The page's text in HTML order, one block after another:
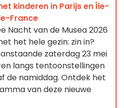
kinderen in Parijs en Île-
France
Nacht van de Musea 2026
het hele gezin: zin in?
zaterdag 23 mei
langs tentoonstellingen
de namiddag. Ontdek het
van deze nieuwe